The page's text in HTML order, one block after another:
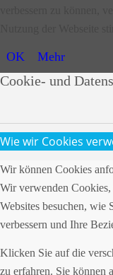
OK Mehr
Cookie- und
Wie wir Cookies
Wir können Cookies
Wir verwenden
Websites besuchen, wie
verbessern und Ihre
Klicken Sie auf die
zu erfahren. Sie können